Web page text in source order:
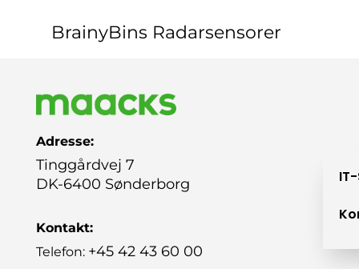
BrainyBins Radarsensorer
Adresse:
Tinggårdvej 7
DK-6400 Sønderborg
Kontakt:
Telefon: +45 42 43 60 00